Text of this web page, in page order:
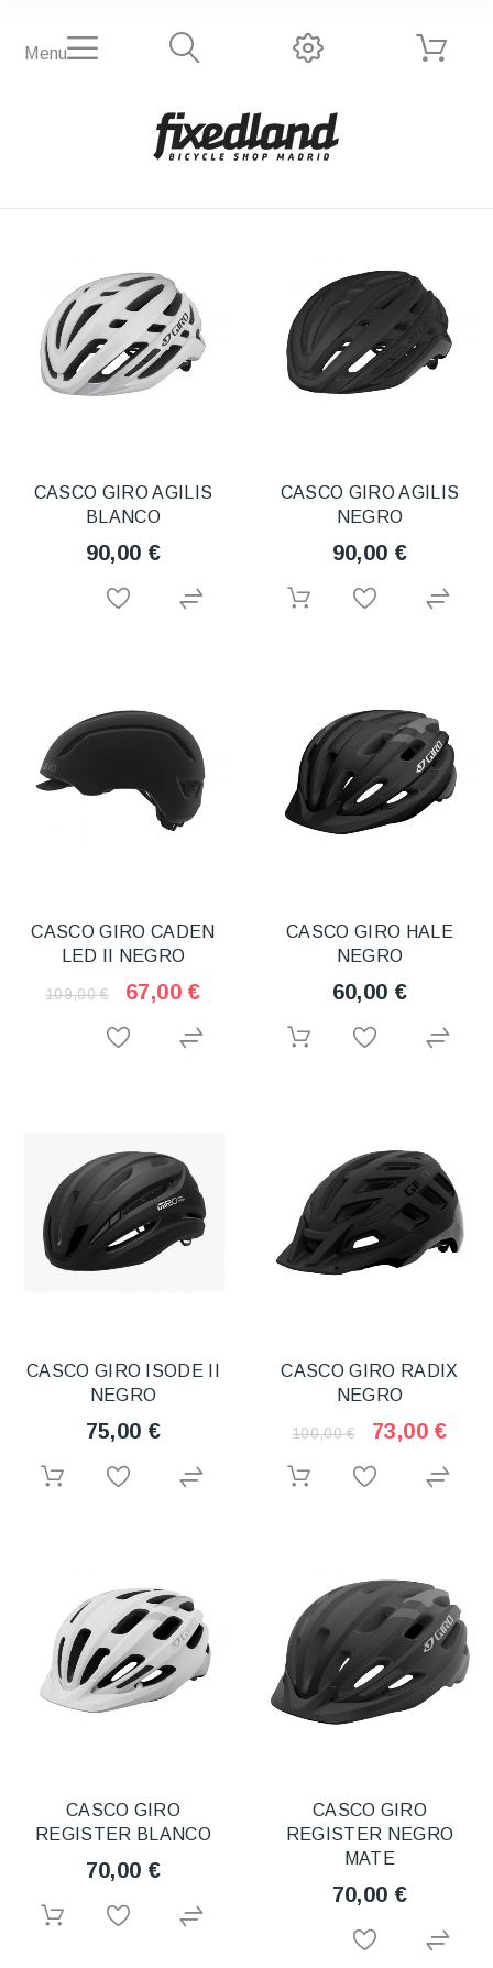
Menu
CASCO GIRO AGILIS
BLANCO
90,00 €
CASCO GIRO AGILIS
NEGRO
90,00 €
CASCO GIRO CADEN
LED II NEGRO
109,00 € 67,00 €
CASCO GIRO HALE
NEGRO
60,00 €
CASCO GIRO ISODE II
NEGRO
75,00 €
CASCO GIRO RADIX
NEGRO
100,00 € 73,00 €
CASCO GIRO
REGISTER BLANCO
70,00 €
CASCO GIRO
REGISTER NEGRO
MATE
70,00 €